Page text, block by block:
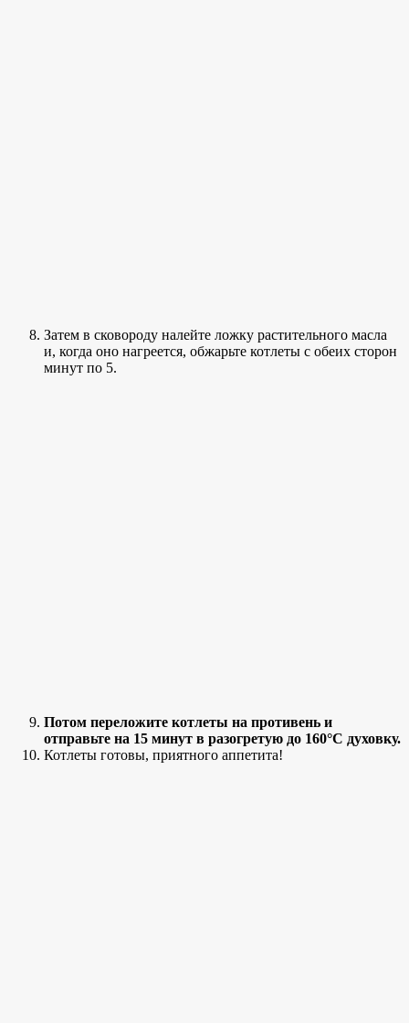
Затем в сковороду налейте ложку растительного масла
и, когда оно нагреется, обжарьте котлеты с обеих сторон
минут по 5.
Потом переложите котлеты на противень и
отправьте на 15 минут в разогретую до 160°С духовку.
Котлеты готовы, приятного аппетита!